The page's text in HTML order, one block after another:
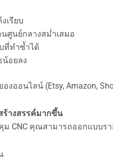
เรียบ
นศูนย์กลางสม่ำเสมอ
ที่ทำซ้ำได้
น้อยลง
งออนไลน์ (Etsy, Amazon,
ร้างสรรค์มากขึ้น
ม CNC คุณสามารถออกแบบรา